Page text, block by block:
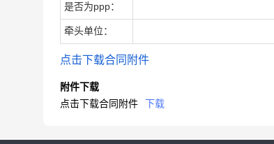
是否为ppp：
牵头单位：
点击下载合同附件
附件下载
点击下载合同附件
下载